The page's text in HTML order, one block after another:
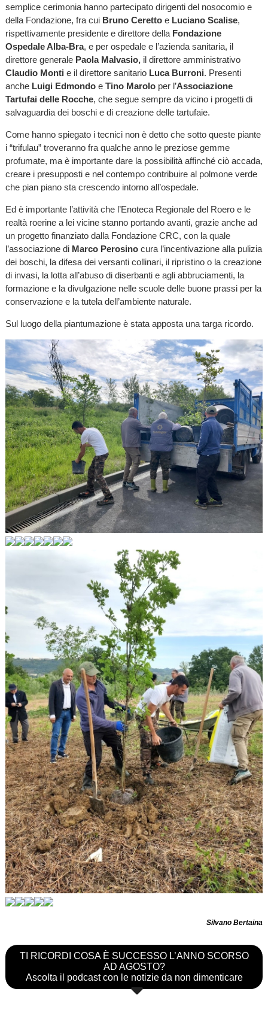
semplice cerimonia hanno partecipato dirigenti del nosocomio e
della Fondazione, fra cui Bruno Cerettoe Luciano Scalise,
rispettivamente presidente e direttore della Fondazione
Ospedale Alba-Bra, e per ospedale e l’azienda sanitaria, il
direttore generale Paola Malvasio, il direttore amministrativo
Claudio Monti e il direttore sanitario Luca Burroni. Presenti
anche Luigi Edmondoe Tino Maroloper l’Associazione
Tartufai delle Rocche, che segue sempre da vicino i progetti di
salvaguardia dei boschi e di creazione delle tartufaie.
Come hanno spiegato i tecnici non è detto che sotto queste piante
i “trifulau” troveranno fra qualche anno le preziose gemme
profumate, ma è importante dare la possibilità affinché ciò accada,
creare i presupposti e nel contempo contribuire al polmone verde
che pian piano sta crescendo intorno all’ospedale.
Ed è importante l’attività che l’Enoteca Regionale del Roero e le
realtà roerine a lei vicine stanno portando avanti, grazie anche ad
un progetto finanziato dalla Fondazione CRC, con la quale
l’associazione di Marco Perosinocura l’incentivazione alla pulizia
dei boschi, la difesa dei versanti collinari, il ripristino o la creazione
di invasi, la lotta all’abuso di diserbanti e agli abbruciamenti, la
formazione e la divulgazione nelle scuole delle buone prassi per la
conservazione e la tutela dell’ambiente naturale.
Sul luogo della piantumazione è stata apposta una targa ricordo.
Silvano Bertaina
TI RICORDI COSA È SUCCESSO L’ANNO SCORSO
AD AGOSTO?
Ascolta il podcast con le notizie da non dimenticare